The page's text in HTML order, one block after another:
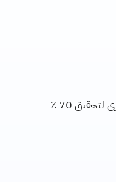
يمكنك أن تؤدي بشكل سيء أو تفوت مجموعة من الواجبات المنزلية طالما حققت درجات عالية بما فيه الكفاية في واجبات أخرى لتحقيق 70 ٪